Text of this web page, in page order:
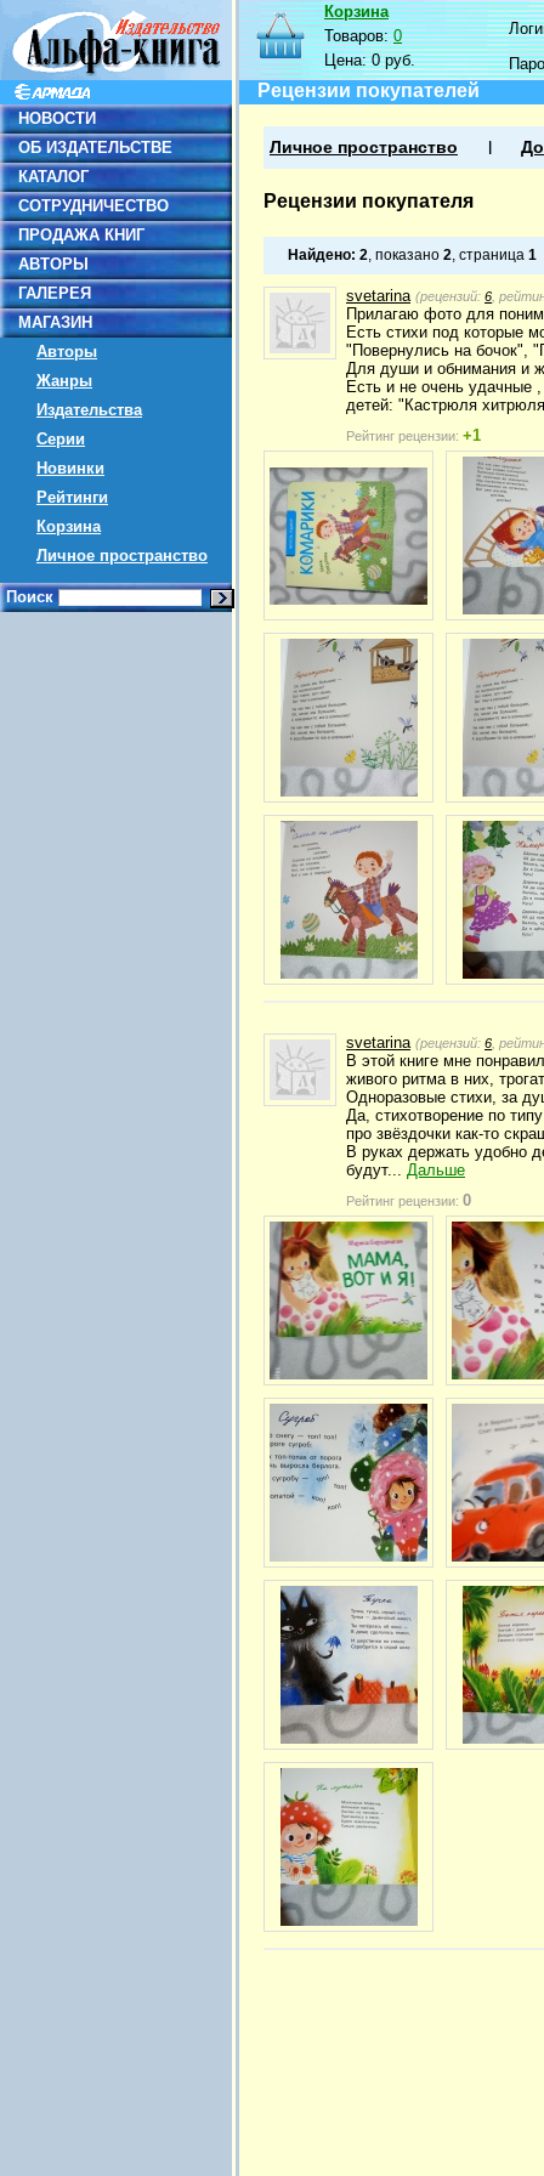
НОВОСТИ
ОБ ИЗДАТЕЛЬСТВЕ
КАТАЛОГ
СОТРУДНИЧЕСТВО
ПРОДАЖА КНИГ
АВТОРЫ
ГАЛЕРЕЯ
МАГАЗИН
Авторы
Жанры
Издательства
Серии
Новинки
Рейтинги
Корзина
Личное пространство
Поиск
Корзина
Товаров:0
Цена:0 руб.
Рецензии покупателей
Личное пространство
Рецензии покупателя
Найдено: 2, показано 2, страница 1
svetarina (рецензий: 6 ,
Прилагаю фото для
Есть стихи под которые
"Повернулись на бочок",
Для души и обнимания и
Есть и не очень удачные
детей: "Кастрюля
Рейтинг рецензии: +1
svetarina (рецензий: 6 ,
В этой книге мне
живого ритма в них,
Одноразовые стихи, за
Да, стихотворение по
про звёздочки как-то
В руках держать удобно
будут... Дальше
Рейтинг рецензии: 0